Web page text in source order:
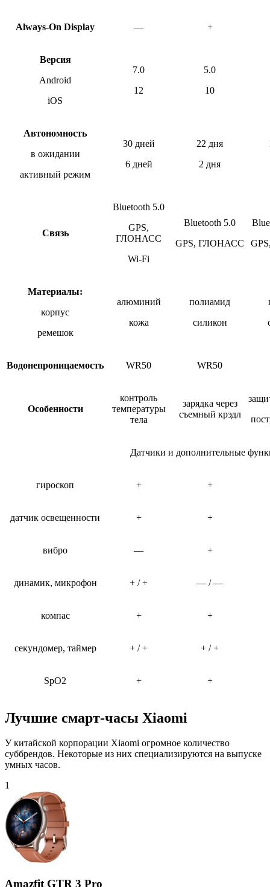
Always-On Display — +
Версия
Android
iOS
7.0
12
5.0
10
Автономность
в ожидании
активный режим
30 дней
6 дней
22 дня
2 дня
Связь
Bluetooth 5.0
GPS,
ГЛОНАСC
Wi-Fi
Bluetooth 5.0
GPS, ГЛОНАСC
Материалы:
корпус
ремешок
алюминий
кожа
полиамид
силикон
Водонепроницаемость WR50 WR50
Особенности
контроль
температуры
тела
зарядка через
съемный крэдл
Датчики и дополнительные
гироскоп + +
датчик освещенности + +
вибро — +
динамик, микрофон + / + — / —
компас + +
секундомер, таймер + / + + / +
SpO2 + +
Лучшие смарт-часы Xiaomi
У китайской корпорации Xiaomi огромное количество
суббрендов. Некоторые из них специализируются на выпуске
умных часов.
1
Amazfit GTR 3 Pro